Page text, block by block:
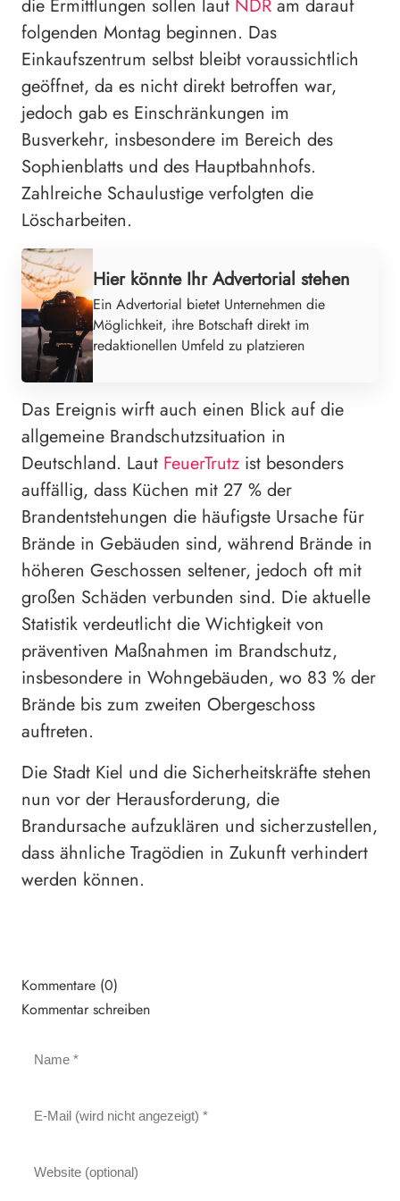
die Ermittlungen sollen laut NDR am darauf
folgenden Montag beginnen. Das
Einkaufszentrum selbst bleibt voraussichtlich
geöffnet, da es nicht direkt betroffen war,
jedoch gab es Einschränkungen im
Busverkehr, insbesondere im Bereich des
Sophienblatts und des Hauptbahnhofs.
Zahlreiche Schaulustige verfolgten die
Löscharbeiten.
Hier könnte Ihr Advertorial stehen
Ein Advertorial bietet Unternehmen die
Möglichkeit, ihre Botschaft direkt im
redaktionellen Umfeld zu platzieren
Das Ereignis wirft auch einen Blick auf die
allgemeine Brandschutzsituation in
Deutschland. Laut FeuerTrutz ist besonders
auffällig, dass Küchen mit 27 % der
Brandentstehungen die häufigste Ursache für
Brände in Gebäuden sind, während Brände in
höheren Geschossen seltener, jedoch oft mit
großen Schäden verbunden sind. Die aktuelle
Statistik verdeutlicht die Wichtigkeit von
präventiven Maßnahmen im Brandschutz,
insbesondere in Wohngebäuden, wo 83 % der
Brände bis zum zweiten Obergeschoss
auftreten.
Die Stadt Kiel und die Sicherheitskräfte stehen
nun vor der Herausforderung, die
Brandursache aufzuklären und sicherzustellen,
dass ähnliche Tragödien in Zukunft verhindert
werden können.
Kommentare (0)
Kommentar schreiben